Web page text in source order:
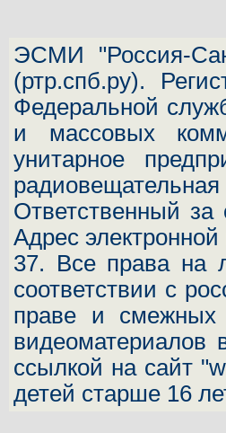
ЭСМИ "Россия-
(ртр.спб.ру).
Федеральной
и массовых
унитарное
Ответственный
Адрес
37. Все права на
соответствии с
праве и смежных
видеоматериалов
ссылкой на сайт
детей старше 16